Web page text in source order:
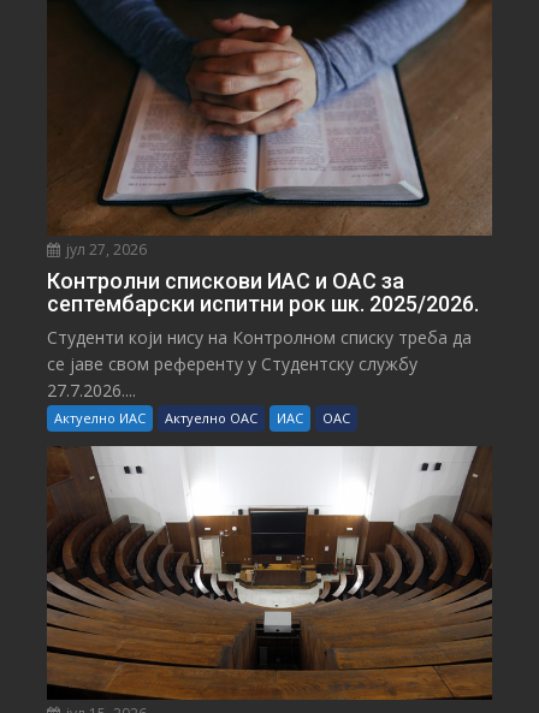
јул 27, 2026
Контролни спискови ИАС и ОАС за
септембарски испитни рок шк. 2025/2026.
Студенти који нису на Контролном списку треба да
се јаве свом референту у Студентску службу
27.7.2026....
Актуелно ИАС Актуелно ОАС ИАС ОАС